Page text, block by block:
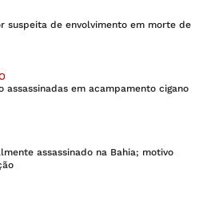
suspeita de envolvimento em morte de
assassinadas em acampamento cigano
assassinado na Bahia; motivo